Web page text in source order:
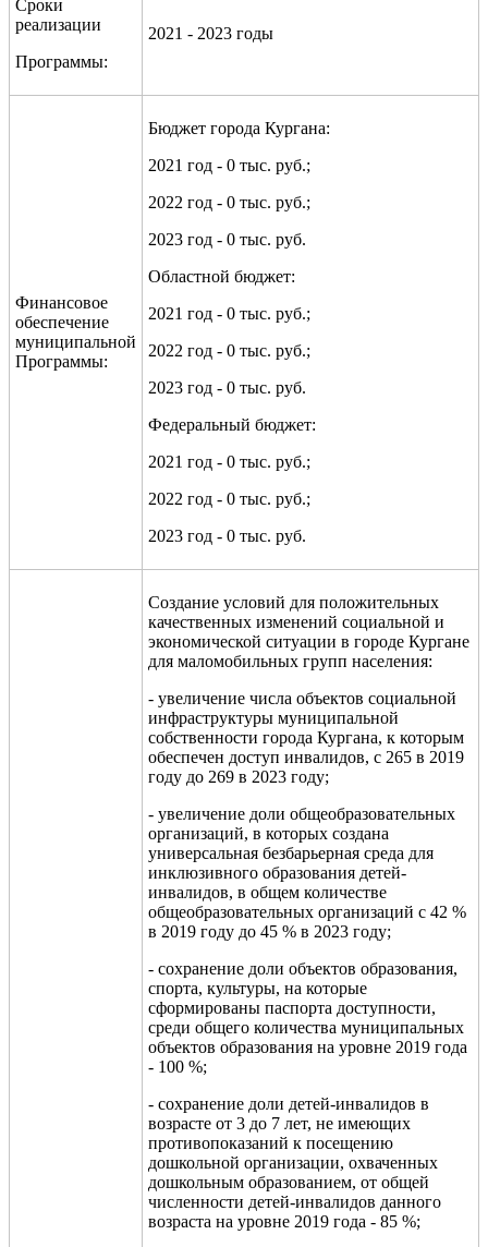
Сроки
реализации
Программы:
2021 - 2023 годы
Финансовое
обеспечение
муниципальной
Программы:
Бюджет города Кургана:
2021 год - 0 тыс. руб.;
2022 год - 0 тыс. руб.;
2023 год - 0 тыс. руб.
Областной бюджет:
2021 год - 0 тыс. руб.;
2022 год - 0 тыс. руб.;
2023 год - 0 тыс. руб.
Федеральный бюджет:
2021 год - 0 тыс. руб.;
2022 год - 0 тыс. руб.;
2023 год - 0 тыс. руб.
Создание условий для положительных
качественных изменений социальной и
экономической ситуации в городе Кургане
для маломобильных групп населения:
- увеличение числа объектов социальной
инфраструктуры муниципальной
собственности города Кургана, к которым
обеспечен доступ инвалидов, с 265 в 2019
году до 269 в 2023 году;
- увеличение доли общеобразовательных
организаций, в которых создана
универсальная безбарьерная среда для
инклюзивного образования детей-
инвалидов, в общем количестве
общеобразовательных организаций с 42 %
в 2019 году до 45 % в 2023 году;
- сохранение доли объектов образования,
спорта, культуры, на которые
сформированы паспорта доступности,
среди общего количества муниципальных
объектов образования на уровне 2019 года
- 100 %;
- сохранение доли детей-инвалидов в
возрасте от 3 до 7 лет, не имеющих
противопоказаний к посещению
дошкольной организации, охваченных
дошкольным образованием, от общей
численности детей-инвалидов данного
возраста на уровне 2019 года - 85 %;